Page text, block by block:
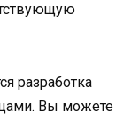
разработка
Вы можете